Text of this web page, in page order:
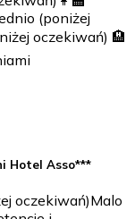
(poniżej
oczekiwań) 🏨
Hotel Asso***
oczekiwań)Malo